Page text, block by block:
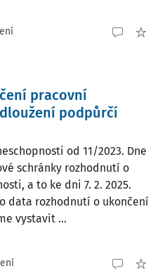
pracovní
podpůrčí
od 11/2023. Dne
schránky rozhodnutí o
a to ke dni 7. 2. 2025.
data rozhodnutí o ukončení
vystavit ...